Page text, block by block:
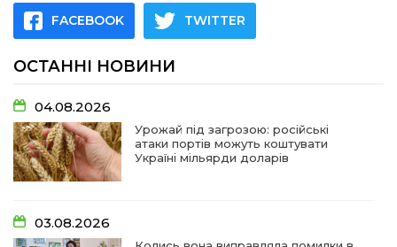
FACEBOOK TWITTER
ОСТАННІ НОВИНИ
04.08.2026
Урожай під загрозою: російські
атаки портів можуть коштувати
Україні мільярди доларів
03.08.2026